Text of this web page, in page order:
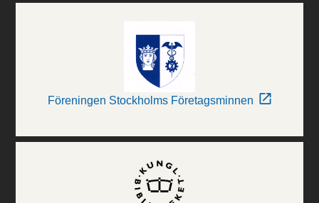
Föreningen Stockholms Företagsminnen